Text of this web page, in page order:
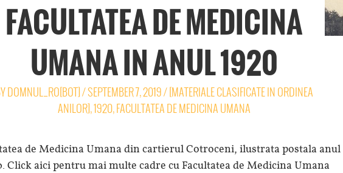
FACULTATEA DE MEDICINA
UMANA IN ANUL 1920
DOMNUL_RO[BOT]/SEPTEMBER 7, 2019/[MATERIALE CLASIFICATE IN ORDINEA
ANILOR],1920,FACULTATEA DE MEDICINA UMANA
de Medicina Umana din cartierul Cotroceni, ilustrata postala anul
Click aici pentru mai multe cadre cu Facultatea de Medicina Umana